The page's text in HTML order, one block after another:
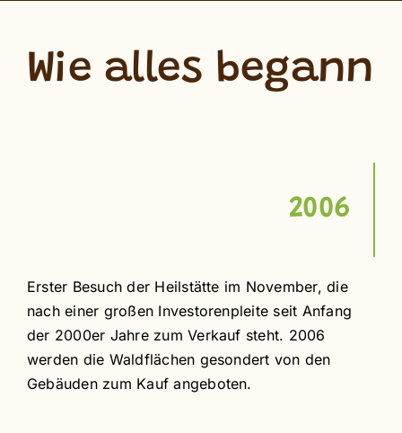
Wie alles begann
2006
Erster Besuch der Heilstätte im November, die
nach einer großen Investorenpleite seit Anfang
der 2000er Jahre zum Verkauf steht. 2006
werden die Waldflächen gesondert von den
Gebäuden zum Kauf angeboten.